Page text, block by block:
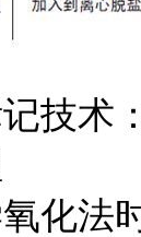
技术：
化法